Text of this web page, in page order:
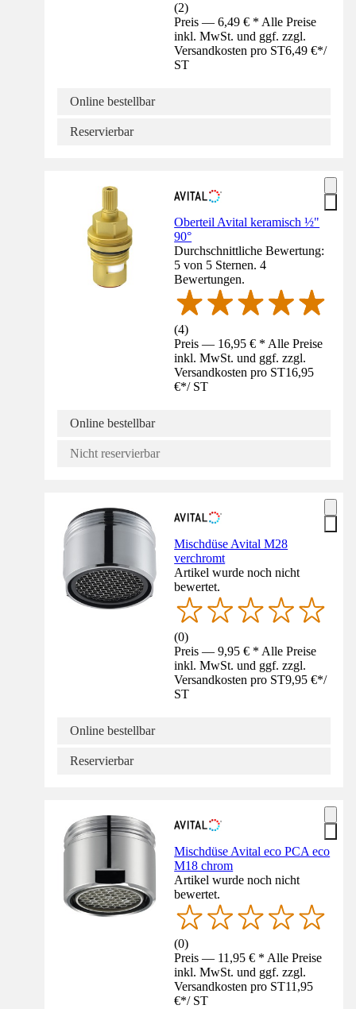
(2)
Preis — 6,49 € * Alle Preise
inkl. MwSt. und ggf. zzgl.
Versandkosten pro ST6,49 €*/
ST
Online bestellbar
Reservierbar
Oberteil Avital keramisch ½"
90°
Durchschnittliche Bewertung:
5 von 5 Sternen. 4
Bewertungen.
(4)
Preis — 16,95 € * Alle Preise
inkl. MwSt. und ggf. zzgl.
Versandkosten pro ST16,95
€*/ ST
Online bestellbar
Nicht reservierbar
Mischdüse Avital M28
verchromt
Artikel wurde noch nicht
bewertet.
(0)
Preis — 9,95 € * Alle Preise
inkl. MwSt. und ggf. zzgl.
Versandkosten pro ST9,95 €*/
ST
Online bestellbar
Reservierbar
Mischdüse Avital eco PCA eco
M18 chrom
Artikel wurde noch nicht
bewertet.
(0)
Preis — 11,95 € * Alle Preise
inkl. MwSt. und ggf. zzgl.
Versandkosten pro ST11,95
€*/ ST